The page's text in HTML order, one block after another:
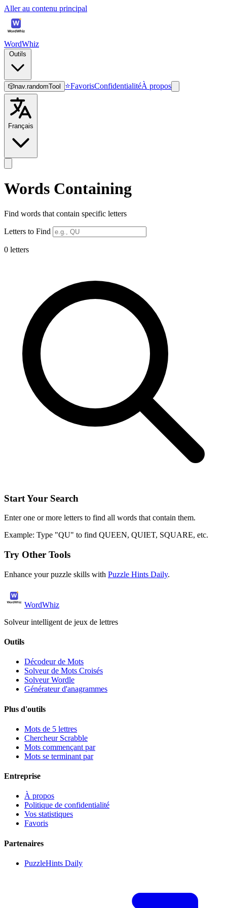
Aller au contenu principal
WordWhiz
🎲nav.randomTool ⭐FavorisConfidentialitéÀ propos
Français
Words Containing
Find words that contain specific letters
Letters to Find
0 letters
Start Your Search
Enter one or more letters to find all words that contain them.
Example: Type "QU" to find QUEEN, QUIET, SQUARE, etc.
Try Other Tools
Enhance your puzzle skills with Puzzle Hints Daily.
WordWhiz
Solveur intelligent de jeux de lettres
Outils
Décodeur de Mots
Solveur de Mots Croisés
Solveur Wordle
Générateur d'anagrammes
Plus d'outils
Mots de 5 lettres
Chercheur Scrabble
Mots commençant par
Mots se terminant par
Entreprise
À propos
Politique de confidentialité
Vos statistiques
Favoris
Partenaires
PuzzleHints Daily